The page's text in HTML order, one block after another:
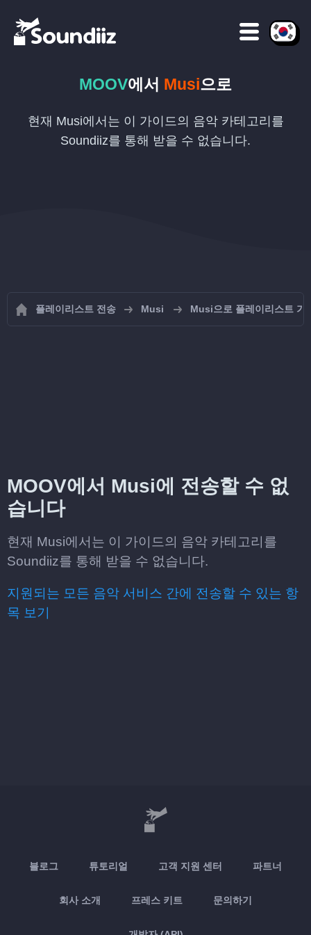
MOOV에서 Musi으로
현재 Musi에서는 이 가이드의 음악 카테고리를
Soundiiz를 통해 받을 수 없습니다.
플레이리스트 전송 Musi Musi으로 플레이리스트 가
MOOV에서 Musi에 전송할 수 없
습니다
현재 Musi에서는 이 가이드의 음악 카테고리를
Soundiiz를 통해 받을 수 없습니다.
지원되는 모든 음악 서비스 간에 전송할 수 있는 항
목 보기
블로그 튜토리얼 고객 지원 센터 파트너
회사 소개 프레스 키트 문의하기